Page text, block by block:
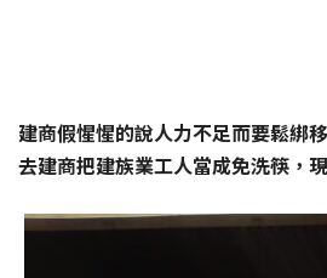
建商假惺惺的說人力不足而要鬆綁
去建商把建族業工人當成免洗筷，